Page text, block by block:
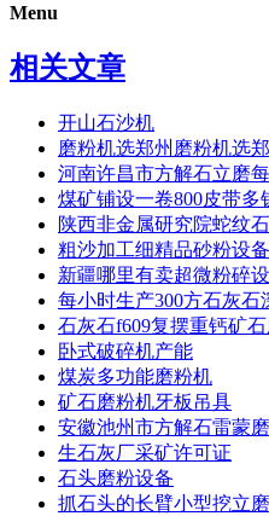
Menu
相关文章
开山石沙机
磨粉机选郑州磨粉机选
河南许昌市方解石立磨
煤矿铺设一卷800皮带多
陕西非金属研究院蛇纹
粗沙加工细精品砂粉设备
新疆哪里有卖超微粉碎
每小时生产300方石灰石
石灰石f609复摆重钙矿
卧式破碎机产能
煤炭多功能磨粉机
矿石磨粉机牙板吊具
安徽池州市方解石雷蒙
生石灰厂采矿许可证
石头磨粉设备
抓石头的长臂小型挖立